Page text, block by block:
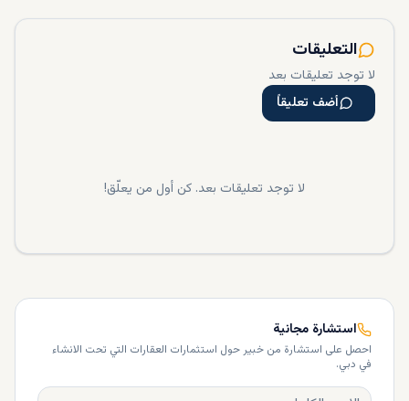
التعليقات
لا توجد تعليقات بعد
أضف تعليقاً
لا توجد تعليقات بعد. كن أول من يعلّق!
استشارة مجانية
احصل على استشارة من خبير حول استثمارات العقارات التي تحت الانشاء
في دبي.